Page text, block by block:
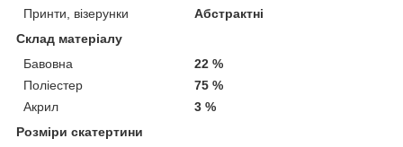
Принти, візерунки
Абстрактні
Склад матеріалу
Бавовна
22 %
Поліестер
75 %
Акрил
3 %
Розміри скатертини